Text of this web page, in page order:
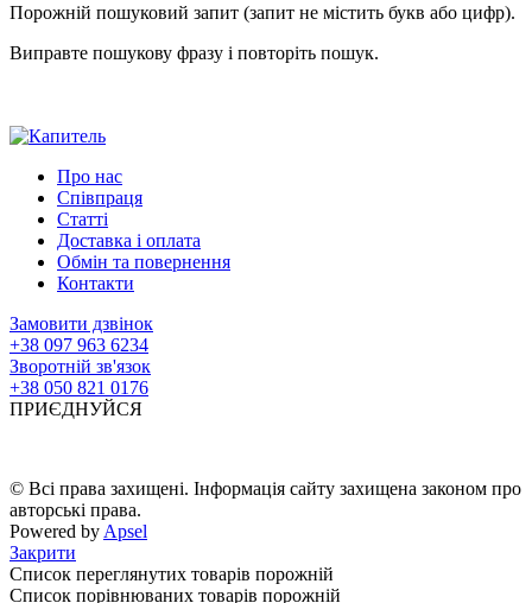
Порожній пошуковий запит (запит не містить букв або цифр).
Виправте пошукову фразу і повторіть пошук.
Про нас
Співпраця
Статті
Доставка і оплата
Обмін та повернення
Контакти
Замовити дзвінок
+38 097 963 6234
Зворотній зв'язок
+38 050 821 0176
ПРИЄДНУЙСЯ
© Всі права захищені. Інформація сайту захищена законом про
авторські права.
Powered by Apsel
Закрити
Список переглянутих товарів порожній
Список порівнюваних товарів порожній